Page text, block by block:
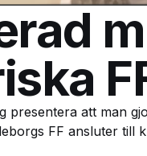
presentera att man
FF ansluter till